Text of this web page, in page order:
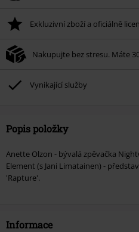
Exkluzivní zboží a oficiálně
Nakupujte bez stresu. Máte
Vynikající služby
Popis položky
Anette Olzon - bývalá zpěvačka
Element (s Jani Limatainen) -
'Rapture'.
Informace